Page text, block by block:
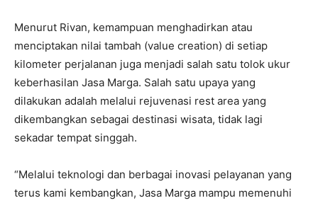
Menurut Rivan, kemampuan menghadirkan atau
menciptakan nilai tambah (value creation) di setiap
kilometer perjalanan juga menjadi salah satu tolok ukur
keberhasilan Jasa Marga. Salah satu upaya yang
dilakukan adalah melalui rejuvenasi rest area yang
dikembangkan sebagai destinasi wisata, tidak lagi
sekadar tempat singgah.
“Melalui teknologi dan berbagai inovasi pelayanan yang
terus kami kembangkan, Jasa Marga mampu memenuhi